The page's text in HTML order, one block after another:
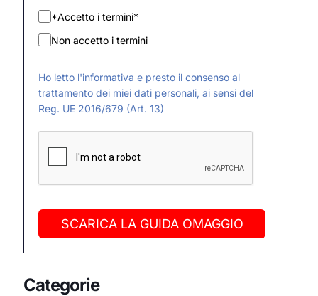
*Accetto i termini*
Non accetto i termini
Ho letto l'informativa e presto il consenso al
trattamento dei miei dati personali, ai sensi del
Reg. UE 2016/679 (Art. 13)
SCARICA LA GUIDA OMAGGIO
Categorie